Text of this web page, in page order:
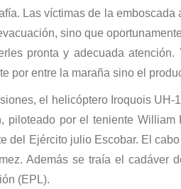
Las víctimas de la
sino que
pronta y adecuada
por entre la maraña sino el
el helicóptero Iroquois
piloteado por el teniente
del Ejército julio Escobar. El
Además se traía el cadáver
(EPL).